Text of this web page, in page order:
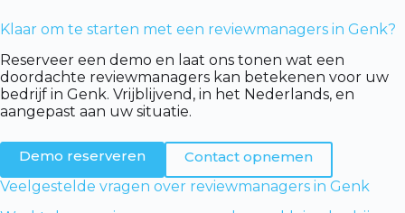
Klaar om te starten met een reviewmanagers in Genk?
Reserveer een demo en laat ons tonen wat een
doordachte reviewmanagers kan betekenen voor uw
bedrijf in Genk. Vrijblijvend, in het Nederlands, en
aangepast aan uw situatie.
Demo reserveren
Contact opnemen
Veelgestelde vragen over reviewmanagers in Genk